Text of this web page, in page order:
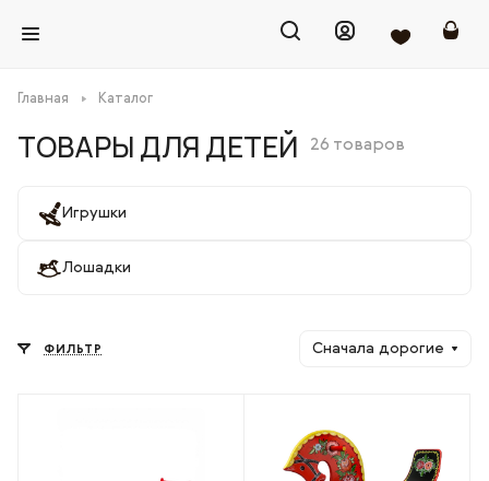
Главная Каталог
ТОВАРЫ ДЛЯ ДЕТЕЙ 26 товаров
Игрушки
Лошадки
ФИЛЬТР Сначала дорогие